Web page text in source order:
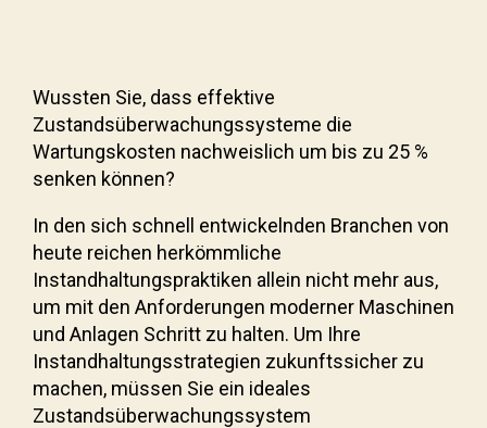
Wussten Sie, dass effektive
Zustandsüberwachungssysteme die
Wartungskosten nachweislich um bis zu 25 %
senken können?
In den sich schnell entwickelnden Branchen von
heute reichen herkömmliche
Instandhaltungspraktiken allein nicht mehr aus,
um mit den Anforderungen moderner Maschinen
und Anlagen Schritt zu halten. Um Ihre
Instandhaltungsstrategien zukunftssicher zu
machen, müssen Sie ein ideales
Zustandsüberwachungssystem